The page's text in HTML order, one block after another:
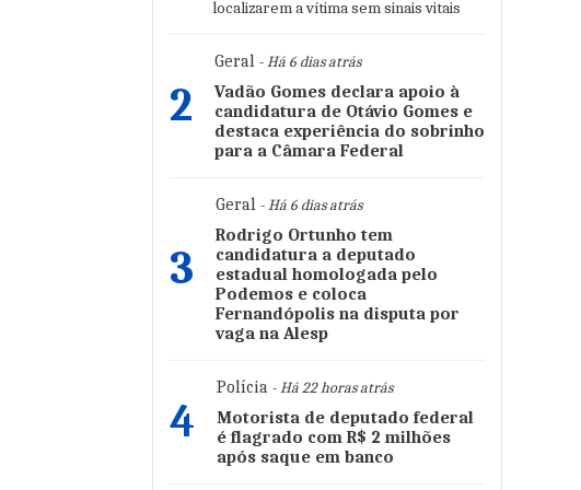
localizarem a vítima sem sinais vitais
2
Geral - Há 6 dias atrás
Vadão Gomes declara apoio à
candidatura de Otávio Gomes e
destaca experiência do sobrinho
para a Câmara Federal
3
Geral - Há 6 dias atrás
Rodrigo Ortunho tem
candidatura a deputado
estadual homologada pelo
Podemos e coloca
Fernandópolis na disputa por
vaga na Alesp
4
Polícia - Há 22 horas atrás
Motorista de deputado federal
é flagrado com R$ 2 milhões
após saque em banco